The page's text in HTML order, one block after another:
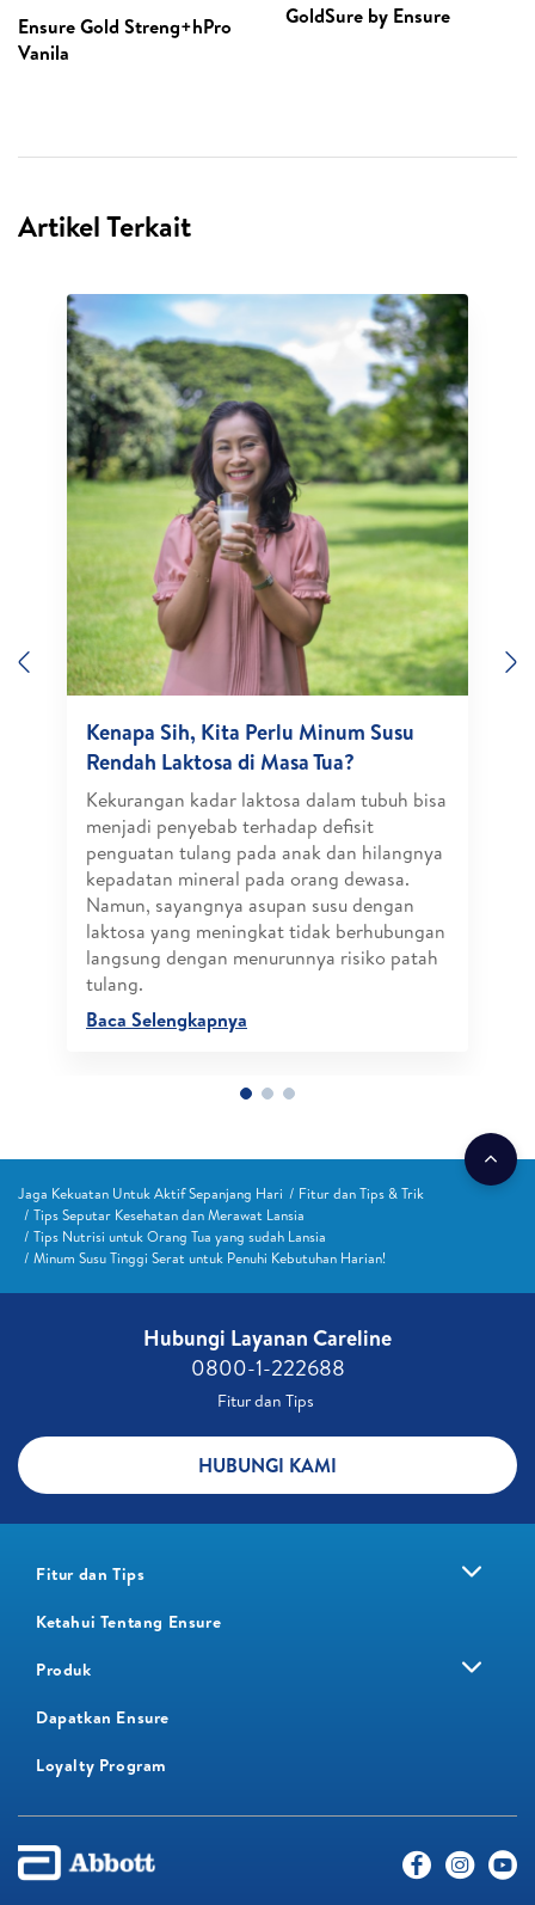
Ensure Gold Streng+hPro
Vanila
GoldSure by Ensure
Artikel Terkait
Previous
Kenapa Sih, Kita Perlu Minum Susu
Rendah Laktosa di Masa Tua?
Kekurangan kadar laktosa dalam tubuh bisa
menjadi penyebab terhadap defisit
penguatan tulang pada anak dan hilangnya
kepadatan mineral pada orang dewasa.
Namun, sayangnya asupan susu dengan
laktosa yang meningkat tidak berhubungan
langsung dengan menurunnya risiko patah
tulang.
Baca Selengkapnya
Jaga Kekuatan Untuk Aktif Sepanjang Hari
Fitur dan Tips & Trik
Tips Seputar Kesehatan dan Merawat Lansia
Tips Nutrisi untuk Orang Tua yang sudah Lansia
Minum Susu Tinggi Serat untuk Penuhi Kebutuhan Harian!
Hubungi Layanan Careline​
0800-1-222688​
Fitur dan Tips ​
HUBUNGI KAMI
Fitur dan Tips
Ketahui Tentang Ensure
Produk
Dapatkan Ensure
Loyalty Program​